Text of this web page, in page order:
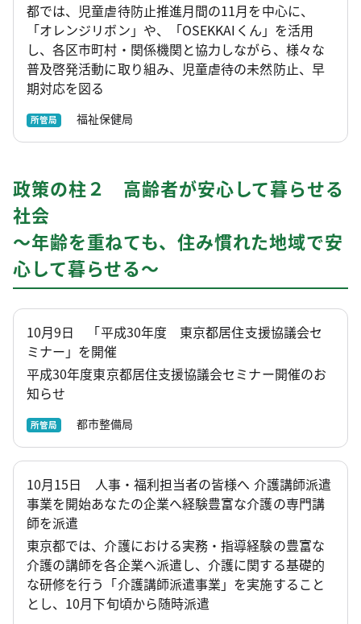
都では、児童虐待防止推進月間の11月を中心に、
「オレンジリボン」や、「OSEKKAIくん」を活用
し、各区市町村・関係機関と協力しながら、様々な
普及啓発活動に取り組み、児童虐待の未然防止、早
期対応を図る
所管局 福祉保健局
政策の柱２ 高齢者が安心して暮らせる
社会
～年齢を重ねても、住み慣れた地域で安
心して暮らせる～
10月9日 「平成30年度 東京都居住支援協議会セ
ミナー」を開催
平成30年度東京都居住支援協議会セミナー開催のお
知らせ
所管局 都市整備局
10月15日 人事・福利担当者の皆様へ 介護講師派遣
事業を開始あなたの企業へ経験豊富な介護の専門講
師を派遣
東京都では、介護における実務・指導経験の豊富な
介護の講師を各企業へ派遣し、介護に関する基礎的
な研修を行う「介護講師派遣事業」を実施すること
とし、10月下旬頃から随時派遣